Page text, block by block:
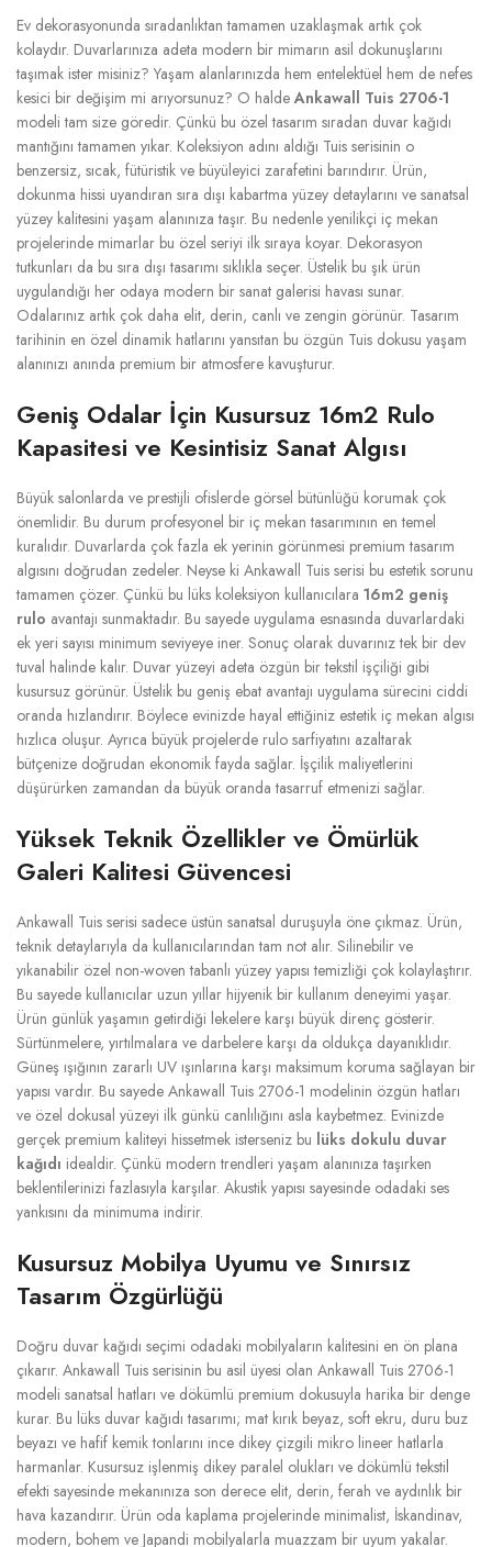
Ev dekorasyonunda sıradanlıktan tamamen uzaklaşmak artık çok
kolaydır. Duvarlarınıza adeta modern bir mimarın asil dokunuşlarını
taşımak ister misiniz? Yaşam alanlarınızda hem entelektüel hem de nefes
kesici bir değişim mi arıyorsunuz? O haldeAnkawall Tuis 2706-1
modeli tam size göredir. Çünkü bu özel tasarım sıradan duvar kağıdı
mantığını tamamen yıkar. Koleksiyon adını aldığı Tuis serisinin o
benzersiz, sıcak, fütüristik ve büyüleyici zarafetini barındırır. Ürün,
dokunma hissi uyandıran sıra dışı kabartma yüzey detaylarını ve sanatsal
yüzey kalitesini yaşam alanınıza taşır. Bu nedenle yenilikçi iç mekan
projelerinde mimarlar bu özel seriyi ilk sıraya koyar. Dekorasyon
tutkunları da bu sıra dışı tasarımı sıklıkla seçer. Üstelik bu şık ürün
uygulandığı her odaya modern bir sanat galerisi havası sunar.
Odalarınız artık çok daha elit, derin, canlı ve zengin görünür. Tasarım
tarihinin en özel dinamik hatlarını yansıtan bu özgün Tuis dokusu yaşam
alanınızı anında premium bir atmosfere kavuşturur.
Geniş Odalar İçin Kusursuz 16m2 Rulo
Kapasitesi ve Kesintisiz Sanat Algısı
Büyük salonlarda ve prestijli ofislerde görsel bütünlüğü korumak çok
önemlidir. Bu durum profesyonel bir iç mekan tasarımının en temel
kuralıdır. Duvarlarda çok fazla ek yerinin görünmesi premium tasarım
algısını doğrudan zedeler. Neyse ki Ankawall Tuis serisi bu estetik sorunu
tamamen çözer. Çünkü bu lüks koleksiyon kullanıcılara 16m2 geniş
rulo avantajı sunmaktadır. Bu sayede uygulama esnasında duvarlardaki
ek yeri sayısı minimum seviyeye iner. Sonuç olarak duvarınız tek bir dev
tuval halinde kalır. Duvar yüzeyi adeta özgün bir tekstil işçiliği gibi
kusursuz görünür. Üstelik bu geniş ebat avantajı uygulama sürecini ciddi
oranda hızlandırır. Böylece evinizde hayal ettiğiniz estetik iç mekan algısı
hızlıca oluşur. Ayrıca büyük projelerde rulo sarfiyatını azaltarak
bütçenize doğrudan ekonomik fayda sağlar. İşçilik maliyetlerini
düşürürken zamandan da büyük oranda tasarruf etmenizi sağlar.
Yüksek Teknik Özellikler ve Ömürlük
Galeri Kalitesi Güvencesi
Ankawall Tuis serisi sadece üstün sanatsal duruşuyla öne çıkmaz. Ürün,
teknik detaylarıyla da kullanıcılarından tam not alır. Silinebilir ve
yıkanabilir özel non-woven tabanlı yüzey yapısı temizliği çok kolaylaştırır.
Bu sayede kullanıcılar uzun yıllar hijyenik bir kullanım deneyimi yaşar.
Ürün günlük yaşamın getirdiği lekelere karşı büyük direnç gösterir.
Sürtünmelere, yırtılmalara ve darbelere karşı da oldukça dayanıklıdır.
Güneş ışığının zararlı UV ışınlarına karşı maksimum koruma sağlayan bir
yapısı vardır. Bu sayede Ankawall Tuis 2706-1 modelinin özgün hatları
ve özel dokusal yüzeyi ilk günkü canlılığını asla kaybetmez. Evinizde
gerçek premium kaliteyi hissetmek isterseniz bu lüks dokulu duvar
kağıdı idealdir. Çünkü modern trendleri yaşam alanınıza taşırken
beklentilerinizi fazlasıyla karşılar. Akustik yapısı sayesinde odadaki ses
yankısını da minimuma indirir.
Kusursuz Mobilya Uyumu ve Sınırsız
Tasarım Özgürlüğü
Doğru duvar kağıdı seçimi odadaki mobilyaların kalitesini en ön plana
çıkarır. Ankawall Tuis serisinin bu asil üyesi olan Ankawall Tuis 2706-1
modeli sanatsal hatları ve dökümlü premium dokusuyla harika bir denge
kurar. Bu lüks duvar kağıdı tasarımı; mat kırık beyaz, soft ekru, duru buz
beyazı ve hafif kemik tonlarını ince dikey çizgili mikro lineer hatlarla
harmanlar. Kusursuz işlenmiş dikey paralel olukları ve dökümlü tekstil
efekti sayesinde mekanınıza son derece elit, derin, ferah ve aydınlık bir
hava kazandırır. Ürün oda kaplama projelerinde minimalist, İskandinav,
modern, bohem ve Japandi mobilyalarla muazzam bir uyum yakalar.